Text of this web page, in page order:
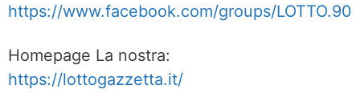
https://www.facebook.com/groups/LOTTO.90
Homepage La nostra:
https://lottogazzetta.it/